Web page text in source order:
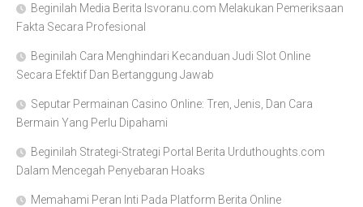
Beginilah Media Berita Isvoranu.com Melakukan Pemeriksaan
Fakta Secara Profesional
Beginilah Cara Menghindari Kecanduan Judi Slot Online
Secara Efektif Dan Bertanggung Jawab
Seputar Permainan Casino Online: Tren, Jenis, Dan Cara
Bermain Yang Perlu Dipahami
Beginilah Strategi-Strategi Portal Berita Urduthoughts.com
Dalam Mencegah Penyebaran Hoaks
Memahami Peran Inti Pada Platform Berita Online